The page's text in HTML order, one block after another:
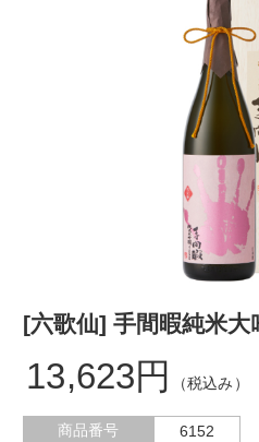
[六歌仙] 手間暇純米
13,623円 （税込み）
商品番号 6152